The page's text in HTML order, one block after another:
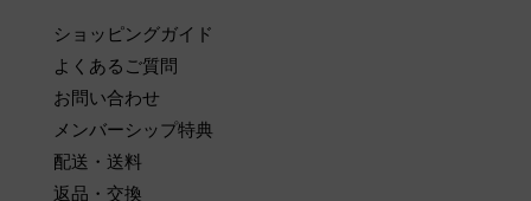
ショッピングガイド
よくあるご質問
お問い合わせ
メンバーシップ特典
配送・送料
返品・交換